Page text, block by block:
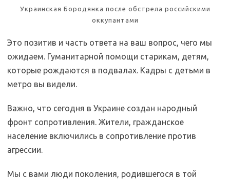
Украинская Бородянка после обстрела российскими
оккупантами
Это позитив и часть ответа на ваш вопрос, чего мы
ожидаем. Гуманитарной помощи старикам, детям,
которые рождаются в подвалах. Кадры с детьми в
метро вы видели.
Важно, что сегодня в Украине создан народный
фронт сопротивления. Жители, гражданское
население включились в сопротивление против
агрессии.
Мы с вами люди поколения, родившегося в той